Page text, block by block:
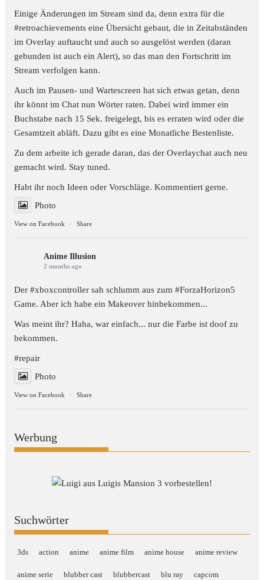
Einige Änderungen im Stream sind da, denn extra für die
#retroachievements eine Übersicht gebaut, die in Zeitabständen
im Overlay auftaucht und auch so ausgelöst werden (daran
gebunden ist auch ein Alert), so das man den Fortschritt im
Stream verfolgen kann.
Auch im Pausen- und Wartescreen hat sich etwas getan, denn
ihr könnt im Chat nun Wörter raten. Dabei wird immer ein
Buchstabe nach 15 Sek. freigelegt, bis es erraten wird oder die
Gesamtzeit abläft. Dazu gibt es eine Monatliche Bestenliste.
Zu dem arbeite ich gerade daran, das der Overlaychat auch neu
gemacht wird. Stay tuned.
Habt ihr noch Ideen oder Vorschläge. Kommentiert gerne.
Photo
View on Facebook · Share
Anime Illusion
2 months ago
Der #xboxcontroller sah schlumm aus zum#ForzaHorizon5
Game. Aber ich habe ein Makeover hinbekommen...
Was meint ihr? Haha, war einfach... nur die Farbe ist doof zu
bekommen.
#repair
Photo
View on Facebook · Share
Werbung
Suchwörter
3ds action anime anime film anime house anime review
anime serie blubber cast blubbercast blu ray capcom